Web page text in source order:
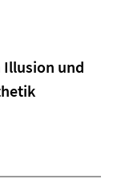
Illusion und